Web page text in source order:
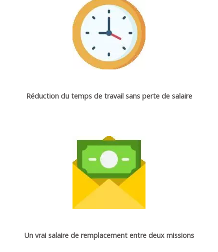
Réduction du temps de travail sans perte de salaire
Un vrai salaire de remplacement entre deux missions